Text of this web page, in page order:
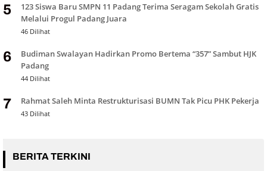
5
123 Siswa Baru SMPN 11 Padang Terima Seragam Sekolah Gratis
Melalui Progul Padang Juara
46 Dilihat
6
Budiman Swalayan Hadirkan Promo Bertema “357” Sambut HJK
Padang
44 Dilihat
7 Rahmat Saleh Minta Restrukturisasi BUMN Tak Picu PHK Pekerja
43 Dilihat
BERITA TERKINI